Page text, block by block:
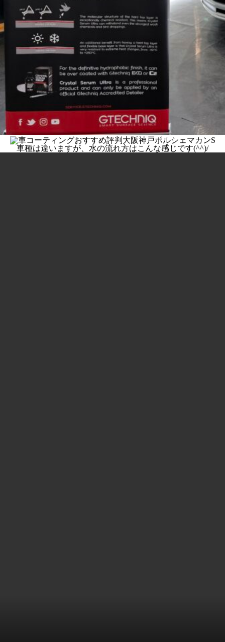
車種は違いますが、水の流れ方はこんな感じです(^^)/